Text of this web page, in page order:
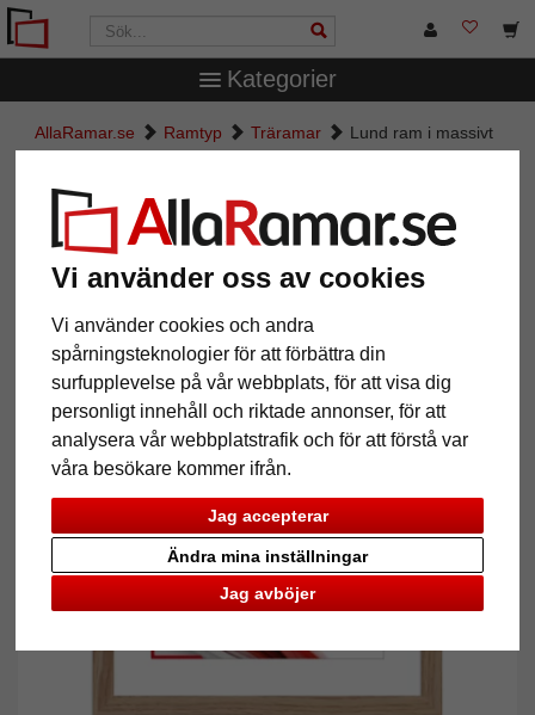
Vi använder oss av cookies
Vi använder cookies och andra
spårningsteknologier för att förbättra din
surfupplevelse på vår webbplats, för att visa dig
personligt innehåll och riktade annonser, för att
analysera vår webbplatstrafik och för att förstå var
våra besökare kommer ifrån.
Jag accepterar
Jag avböjer
Ändra mina inställningar
Kategorier
AllaRamar.se Ramtyp Träramar
Lund ram i massivt
trä
Lund ram i massivt trä
Tillbaka